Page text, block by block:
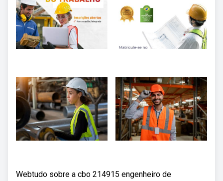
Webtudo sobre a cbo 214915 engenheiro de